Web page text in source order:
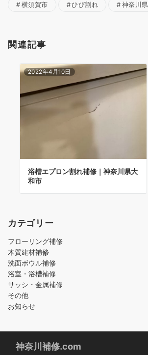
横須賀市 ひび割れ 神奈川県
関連記事
2022年4月10日
浴槽エプロン割れ補修｜神奈川県大
和市
カテゴリー
フローリング補修
木質建材補修
洗面ボウル補修
浴室・浴槽補修
サッシ・金属補修
その他
お知らせ
神奈川補修.com